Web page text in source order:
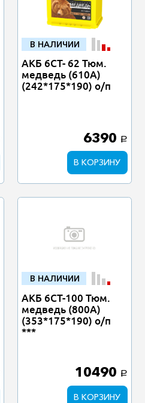
В НАЛИЧИИ
АКБ 6СТ- 62 Тюм.
медведь (610А)
(242*175*190) о/п
6390 a
В КОРЗИНУ
В НАЛИЧИИ
АКБ 6СТ-100 Тюм.
медведь (800А)
(353*175*190) о/п
***
10490 a
В КОРЗИНУ